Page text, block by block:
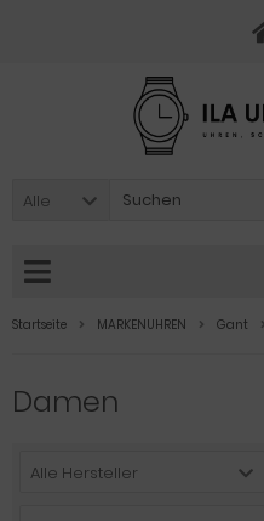
Alle
Startseite MARKENUHREN Gant
Damen
Alle Hersteller